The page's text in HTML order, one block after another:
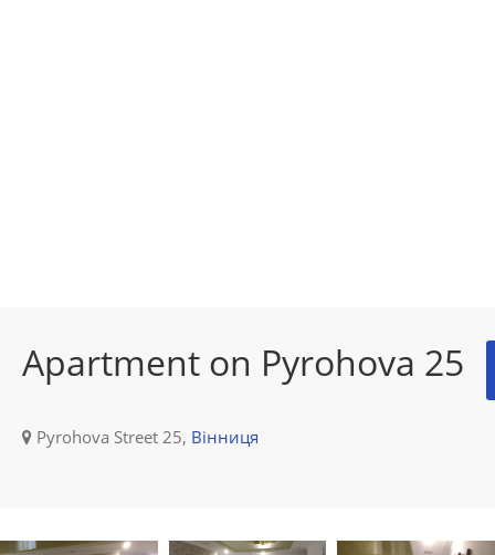
Apartment on Pyrohova 25
Pyrohova Street 25, Вінниця